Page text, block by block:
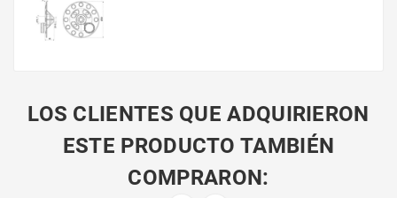
LOS CLIENTES QUE ADQUIRIERON
ESTE PRODUCTO TAMBIÉN
COMPRARON: